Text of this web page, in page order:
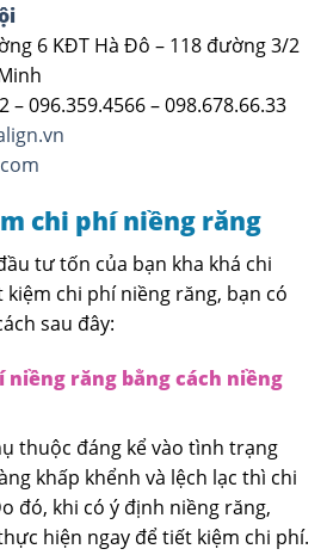
6 KĐT Hà Đô – 118 đường 3/2
– 096.359.4566 – 098.678.66.33
chi phí niềng răng
tư tốn của bạn kha khá chi
chi phí niềng răng, bạn có
sau đây:
niềng răng bằng cách niềng
thuộc đáng kể vào tình trạng
khấp khểnh và lệch lạc thì chi
đó, khi có ý định niềng răng,
hiện ngay để tiết kiệm chi phí.